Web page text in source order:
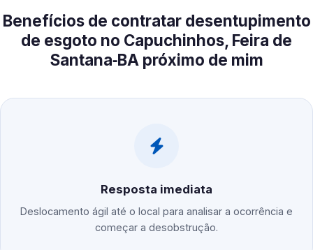
Benefícios de contratar desentupimento
de esgoto no Capuchinhos, Feira de
Santana‑BA próximo de mim
Resposta imediata
Deslocamento ágil até o local para analisar a ocorrência e
começar a desobstrução.